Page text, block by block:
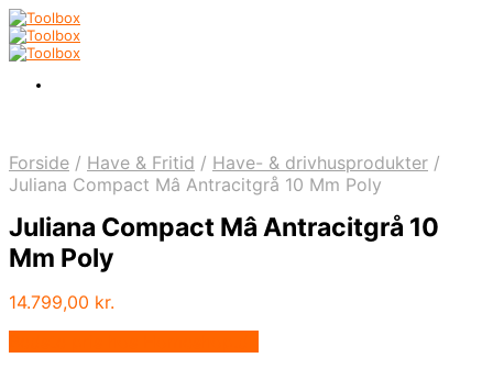
Forside / Have & Fritid / Have- & drivhusprodukter /
Juliana Compact Mâ Antracitgrå 10 Mm Poly
Juliana Compact Mâ Antracitgrå 10
Mm Poly
14.799,00 kr.